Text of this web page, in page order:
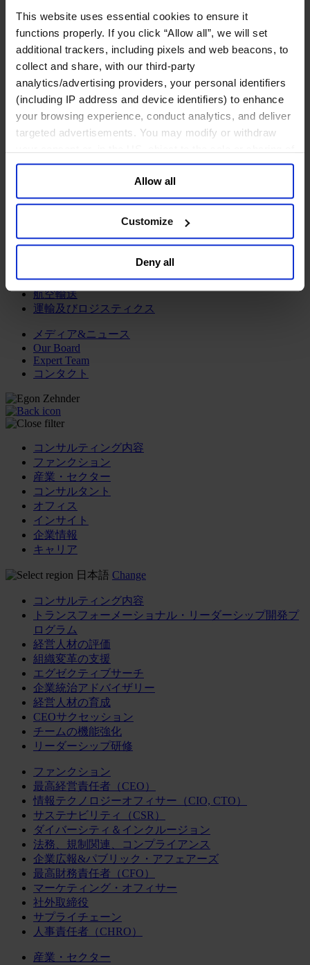
This website uses essential cookies to ensure it
functions properly. If you click “Allow all”, we will set
additional trackers, including pixels and web beacons, to
collect and share, with our third-party
analytics/advertising providers, your personal identifiers
(including IP address and device identifiers) to enhance
your browsing experience, conduct analytics, and deliver
targeted advertisements. You may modify or withdraw
your data for targeted advertising, by clicking “Do Not
Sell or Share My Personal Information” in the footer of
the website. You must opt-out of each device and each
browser. For additional information and retention terms
general collection and use of personal information see
Allow all
Customize
Deny all
金融サービス
アセットマネジメント
インフラ事業
ウェルスマネジメント
デジタル資産、暗号資産、Web3
プライベート・エクイティ
リスクマネジメント
保険
投資銀行及びマーケット
金融テクノロジー（フィンテック）
サービス
ビジネスサービス
プロフェッショナルサービス
ホスピタリティ、旅行・レジャー
不動産
航空輸送
運輸及びロジスティクス
メディア&ニュース
Our Board
Expert Team
コンタクト
コンサルティング内容
ファンクション
産業・セクター
コンサルタント
オフィス
インサイト
企業情報
キャリア
日本語 Change
コンサルティング内容
トランスフォーメーショナル・リーダーシップ開発プ
ログラム
経営人材の評価
組織変革の支援
エグゼクティブサーチ
企業統治アドバイザリー
経営人材の育成
CEOサクセッション
チームの機能強化
リーダーシップ研修
ファンクション
最高経営責任者（CEO）
情報テクノロジーオフィサー（CIO, CTO）
サステナビリティ（CSR）
ダイバーシティ＆インクルージョン
法務、規制関連、コンプライアンス
企業広報&パブリック・アフェアーズ
最高財務責任者（CFO）
マーケティング・オフィサー
社外取締役
サプライチェーン
人事責任者（CHRO）
産業・セクター